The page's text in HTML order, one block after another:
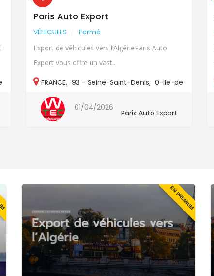
Paris Auto Export
VÉHICULES Fermé
Export de véhicules vers l’AlgérieParis Auto
Export vous offre un vast...
FRANCE, 93 - Seine-Saint-Denis, 0-Ile-de
France,
Paris Auto Export
01/04/2026
EN PREMIUM